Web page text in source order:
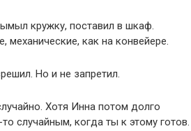
кружку, поставил в шкаф.
как на конвейере.
Но и не запретил.
Хотя Инна потом долго
случайным, когда ты к этому готов.